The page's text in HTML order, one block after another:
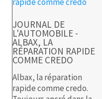
JOURNAL DE
L'AUTOMOBILE -
ALBAX, LA
RÉPARATION RAPIDE
COMME CREDO
Albax, la réparation
rapide comme credo.